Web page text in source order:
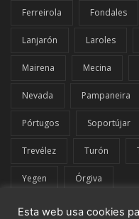
Ferreirola Fondales
Lanjarón Laroles
Mairena Mecina
Nevada Pampaneira
Pórtugos Soportújar
Trevélez Turón
Yegen Órgiva
Esta web usa cookies